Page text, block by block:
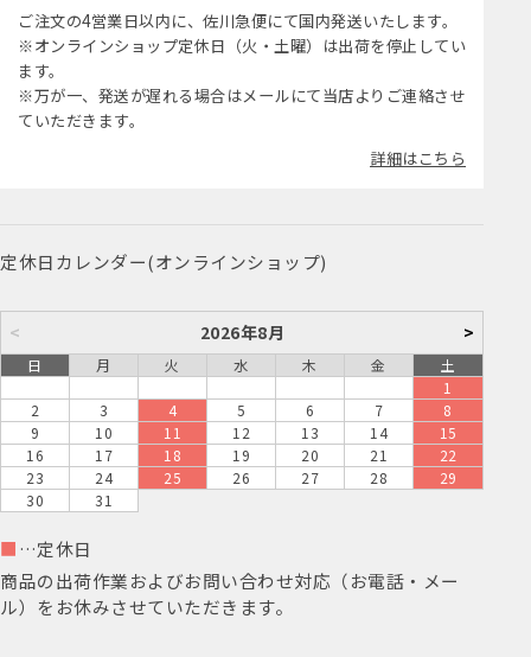
ご注文の4営業日以内に、佐川急便にて国内発送いたします。
※オンラインショップ定休日（火・土曜）は出荷を停止してい
ます。
※万が一、発送が遅れる場合はメールにて当店よりご連絡させ
ていただきます。
詳細はこちら
定休日カレンダー(オンラインショップ)
< 2026年8月 >
日 月 火 水 木 金
土
1
2
3 4 5 6 7
8
9
10 11 12 13 14
15
16
17 18 19 20 21
22
23
24 25 26 27 28
29
30
31
■ …定休日
商品の出荷作業およびお問い合わせ対応（お電話・メー
ル）をお休みさせていただきます。